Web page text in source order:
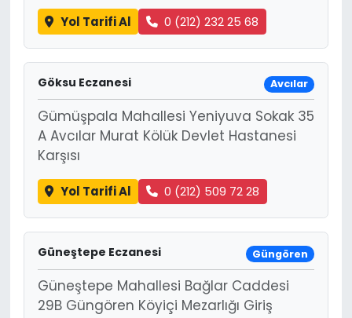
Yol Tarifi Al 0 (212) 232 25 68
Göksu Eczanesi Avcılar
Gümüşpala Mahallesi Yeniyuva Sokak 35
A Avcılar Murat Kölük Devlet Hastanesi
Karşısı
Yol Tarifi Al 0 (212) 509 72 28
Güneştepe Eczanesi Güngören
Güneştepe Mahallesi Bağlar Caddesi
29B Güngören Köyiçi Mezarlığı Giriş